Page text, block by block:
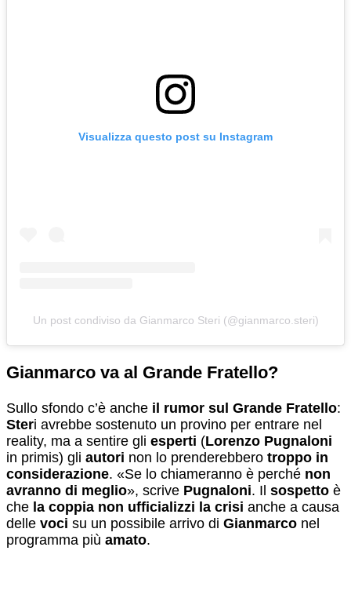
Visualizza questo post su Instagram
Un post condiviso da Gianmarco Steri (@gianmarco.steri)
Gianmarco va al Grande Fratello?
Sullo sfondo c’è anche il rumor sul Grande Fratello:
Steri avrebbe sostenuto un provino per entrare nel
reality, ma a sentire gli esperti (Lorenzo Pugnaloni
in primis) gli autori non lo prenderebbero troppo in
considerazione. «Se lo chiameranno è perché non
avranno di meglio», scrive Pugnaloni. Il sospetto è
che la coppia non ufficializzi la crisi anche a causa
delle voci su un possibile arrivo di Gianmarco nel
programma più amato.